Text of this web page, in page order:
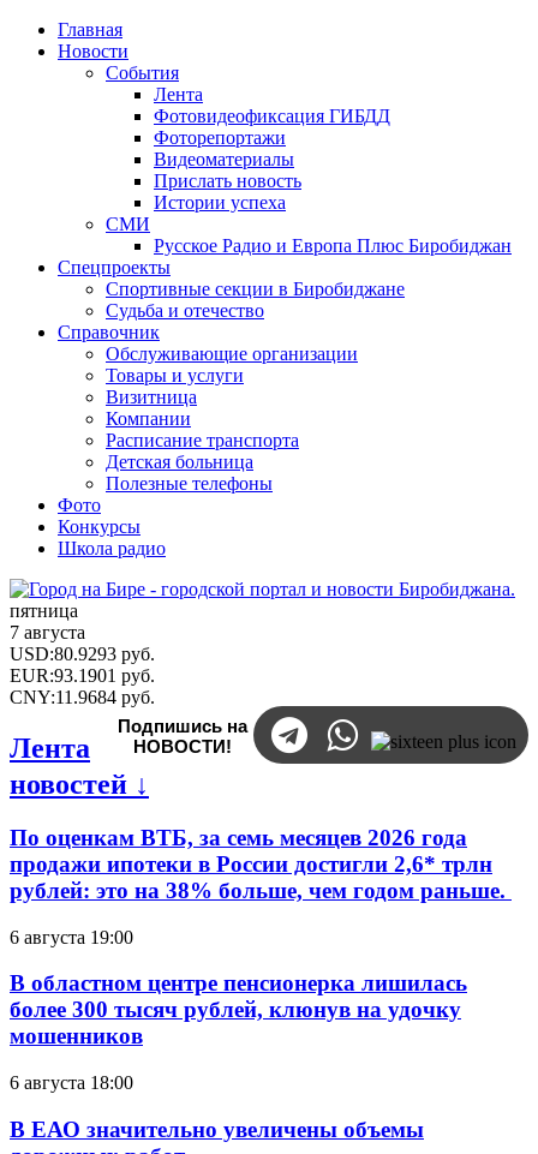
Главная
Новости
События
Лента
Фотовидеофиксация ГИБДД
Фоторепортажи
Видеоматериалы
Прислать новость
Истории успеха
СМИ
Русское Радио и Европа Плюс Биробиджан
Спецпроекты
Спортивные секции в Биробиджане
Судьба и отечество
Справочник
Обслуживающие организации
Товары и услуги
Визитница
Компании
Расписание транспорта
Детская больница
Полезные телефоны
Фото
Конкурсы
Школа радио
пятница
7 августа
USD:80.9293 руб.
EUR:93.1901 руб.
CNY:11.9684 руб.
Подпишись на
НОВОСТИ!
Лента
новостей ↓
По оценкам ВТБ, за семь месяцев 2026 года
продажи ипотеки в России достигли 2,6* трлн
рублей: это на 38% больше, чем годом раньше.
6 августа 19:00
В областном центре пенсионерка лишилась
более 300 тысяч рублей, клюнув на удочку
мошенников
6 августа 18:00
В ЕАО значительно увеличены объемы